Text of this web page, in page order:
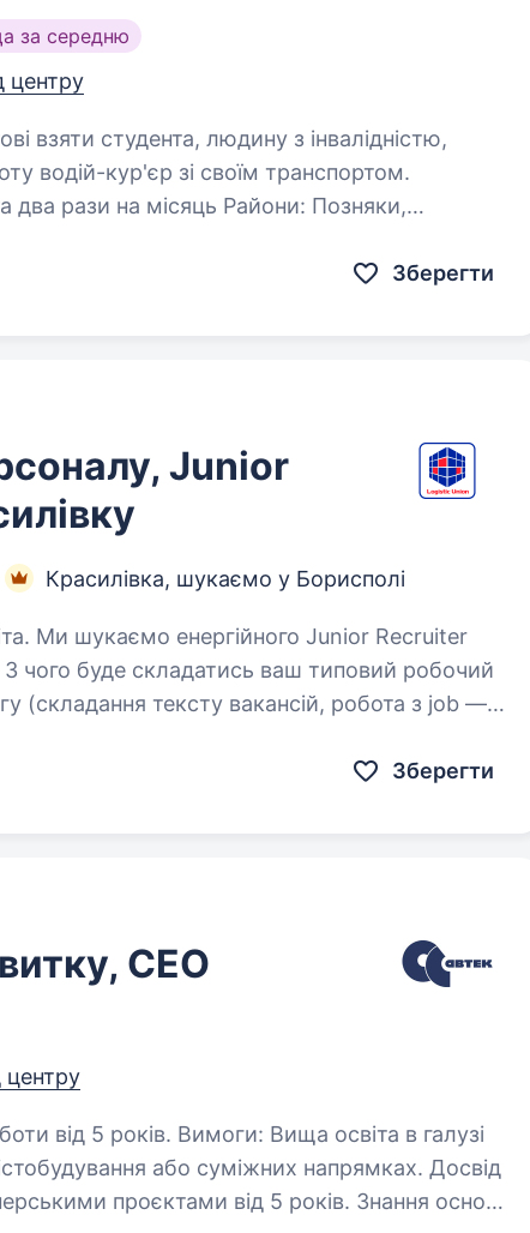
за середню
центру
взяти студента, людину з інвалідністю,
Зберегти
Junior
Красилівка, шукаємо у Борисполі
Зберегти
СЕО
центру
Вища освіта в галузі
або суміжних напрямках. Досвід
проєктами від 5 років. Знання основ